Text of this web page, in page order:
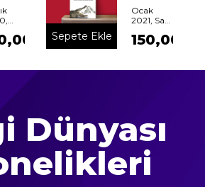
Sepete Ekle
Dünyası
Dergisi
Ocak
2021, Sayı
150,00
Dünyası